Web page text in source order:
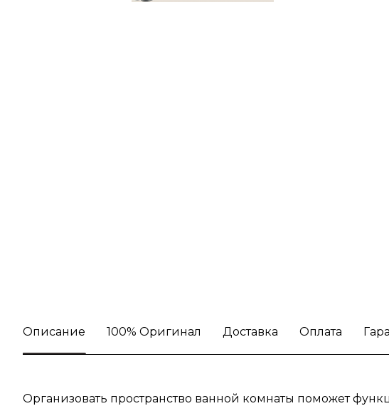
Описание 100% Оригинал Доставка Оплата
Организовать пространство ванной комнаты поможет